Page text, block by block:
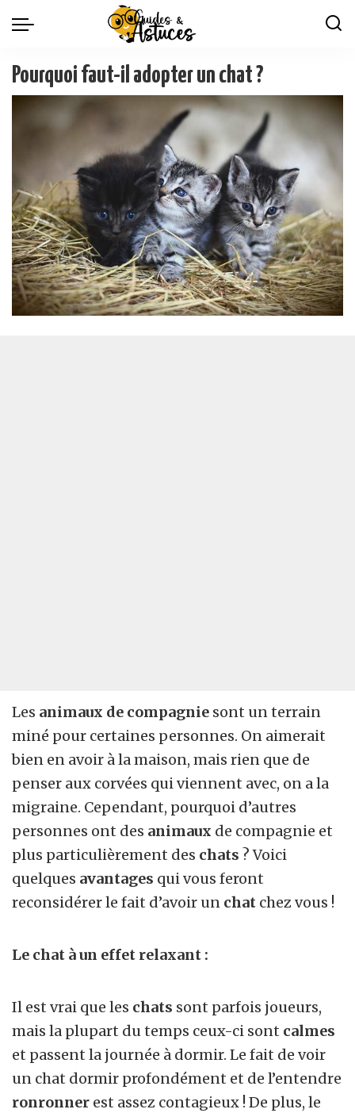
Pourquoi faut-il adopter un chat ?
Les animaux de compagnie sont un terrain
miné pour certaines personnes. On aimerait
bien en avoir à la maison, mais rien que de
penser aux corvées qui viennent avec, on a la
migraine. Cependant, pourquoi d’autres
personnes ont des animaux de compagnie et
plus particulièrement des chats ? Voici
quelques avantages qui vous feront
reconsidérer le fait d’avoir un chat chez vous !
Le chat à un effet relaxant :
Il est vrai que les chats sont parfois joueurs,
mais la plupart du temps ceux-ci sont calmes
et passent la journée à dormir. Le fait de voir
un chat dormir profondément et de l’entendre
ronronner est assez contagieux ! De plus, le